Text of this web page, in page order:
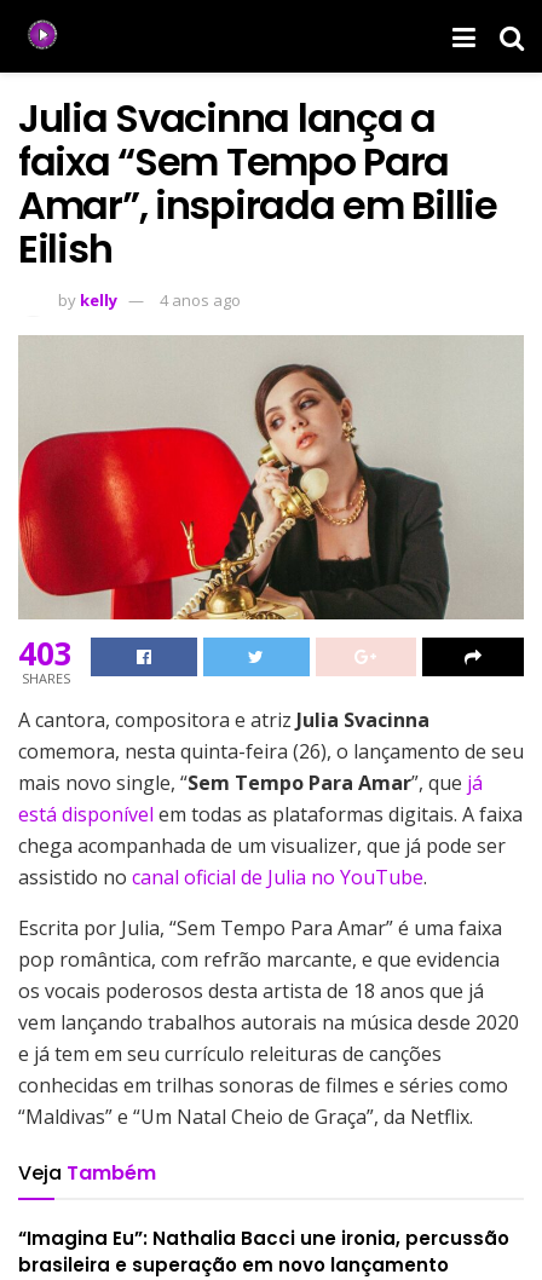
Julia Svacinna lança a
faixa “Sem Tempo Para
Amar”, inspirada em Billie
Eilish
by kelly 4 anos ago
403
SHARES
A cantora, compositora e atriz Julia Svacinna
comemora, nesta quinta-feira (26), o lançamento de seu
mais novo single, “Sem Tempo Para Amar”, que já
está disponível em todas as plataformas digitais. A faixa
chega acompanhada de um visualizer, que já pode ser
assistido no canal oficial de Julia no YouTube.
Escrita por Julia, “Sem Tempo Para Amar” é uma faixa
pop romântica, com refrão marcante, e que evidencia
os vocais poderosos desta artista de 18 anos que já
vem lançando trabalhos autorais na música desde 2020
e já tem em seu currículo releituras de canções
conhecidas em trilhas sonoras de filmes e séries como
“Maldivas” e “Um Natal Cheio de Graça”, da Netflix.
Veja Também
“Imagina Eu”: Nathalia Bacci une ironia, percussão
brasileira e superação em novo lançamento